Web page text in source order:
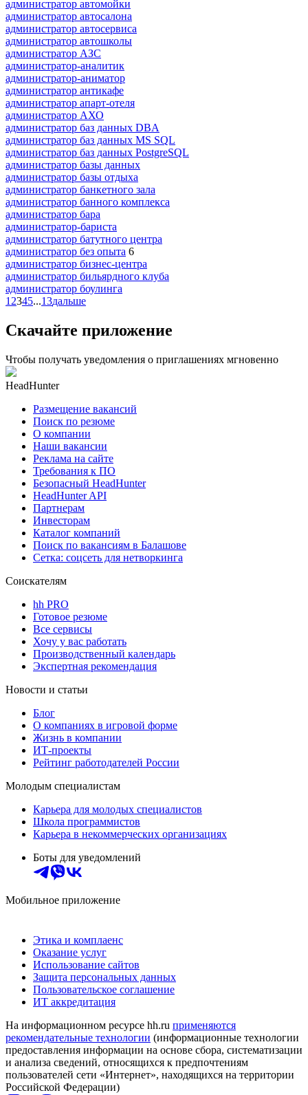
администратор автомойки
администратор автосалона
администратор автосервиса
администратор автошколы
администратор АЗС
администратор-аналитик
администратор-аниматор
администратор антикафе
администратор апарт-отеля
администратор АХО
администратор баз данных DBA
администратор баз данных MS SQL
администратор баз данных PostgreSQL
администратор базы данных
администратор базы отдыха
администратор банкетного зала
администратор банного комплекса
администратор бара
администратор-бариста
администратор батутного центра
администратор без опыта 6
администратор бизнес-центра
администратор бильярдного клуба
администратор боулинга
1 2345...13дальше
Скачайте приложение
Чтобы получать уведомления о приглашениях мгновенно
HeadHunter
Размещение вакансий
Поиск по резюме
О компании
Наши вакансии
Реклама на сайте
Требования к ПО
Безопасный HeadHunter
HeadHunter API
Партнерам
Инвесторам
Каталог компаний
Поиск по вакансиям в Балашове
Сетка: соцсеть для нетворкинга
Соискателям
hh PRO
Готовое резюме
Все сервисы
Хочу у вас работать
Производственный календарь
Экспертная рекомендация
Новости и статьи
Блог
О компаниях в игровой форме
Жизнь в компании
ИТ-проекты
Рейтинг работодателей России
Молодым специалистам
Карьера для молодых специалистов
Школа программистов
Карьера в некоммерческих организациях
Боты для уведомлений
Мобильное приложение
Этика и комплаенс
Оказание услуг
Использование сайтов
Защита персональных данных
Пользовательское соглашение
ИТ аккредитация
На информационном ресурсе hh.ru применяются
рекомендательные технологии (информационные технологии
предоставления информации на основе сбора, систематизации
и анализа сведений, относящихся к предпочтениям
пользователей сети «Интернет», находящихся на территории
Российской Федерации)